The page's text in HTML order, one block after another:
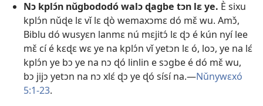
Nɔ kplɔ́n nǔgbododó walɔ ɖagbe tɔn lɛ ye. È sixu
kplɔ́n nǔɖe lɛ vǐ lɛ ɖò wemaxɔmɛ dó mɛ̌ wu. Amɔ̌,
Biblu dó wusyɛn lanmɛ nú mɛjitɔ́ lɛ ɖɔ é kún nyí lee
mɛ̌ cí é kɛɖɛ wɛ ye na kplɔ́n vǐ yetɔn lɛ ó, loɔ, ye na lɛ́
kplɔ́n ye bɔ ye na nɔ ɖó linlin e sɔgbe é dó mɛ̌ wu,
bɔ jijɔ yetɔn na nɔ xlɛ́ ɖɔ ye ɖó sísí na.—Nǔnywɛxó
5:1-23.